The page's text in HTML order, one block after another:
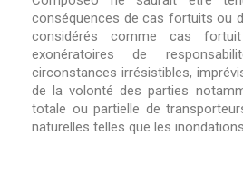
conséquences de cas fortuits ou
considérés comme cas
exonératoires de
circonstances irrésistibles,
de la volonté des parties
totale ou partielle de
naturelles telles que les